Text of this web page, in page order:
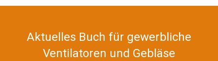
Aktuelles Buch für gewerbliche
Ventilatoren und Gebläse